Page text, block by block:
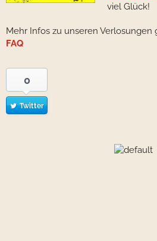
viel Glück!
Mehr Infos zu unseren Verlosungen
FAQ
0
Twitter